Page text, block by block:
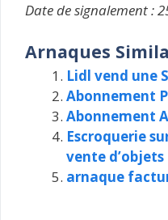
Date de signalement :
Arnaques
Lidl vend une
Abonnement
Abonnement
Escroquerie
vente d’objets
arnaque